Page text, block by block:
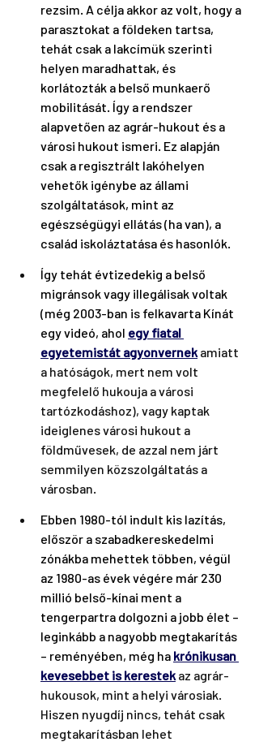
rezsim. A célja akkor az volt, hogy a
parasztokat a földeken tartsa,
tehát csak a lakcímük szerinti
helyen maradhattak, és
korlátozták a belső munkaerő
mobilitását. Így a rendszer
alapvetően az agrár-hukout és a
városi hukout ismeri. Ez alapján
csak a regisztrált lakóhelyen
vehetők igénybe az állami
szolgáltatások, mint az
egészségügyi ellátás (ha van), a
család iskoláztatása és hasonlók.
Így tehát évtizedekig a belső
migránsok vagy illegálisak voltak
(még 2003-ban is felkavarta Kínát
egy videó, ahol egy fiatal
egyetemistát agyonvernek amiatt
a hatóságok, mert nem volt
megfelelő hukouja a városi
tartózkodáshoz), vagy kaptak
ideiglenes városi hukout a
földművesek, de azzal nem járt
semmilyen közszolgáltatás a
városban.
Ebben 1980-tól indult kis lazítás,
először a szabadkereskedelmi
zónákba mehettek többen, végül
az 1980-as évek végére már 230
millió belső-kínai ment a
tengerpartra dolgozni a jobb élet –
leginkább a nagyobb megtakarítás
– reményében, még ha krónikusan
kevesebbet is kerestek az agrár-
hukousok, mint a helyi városiak.
Hiszen nyugdíj nincs, tehát csak
megtakarításban lehet